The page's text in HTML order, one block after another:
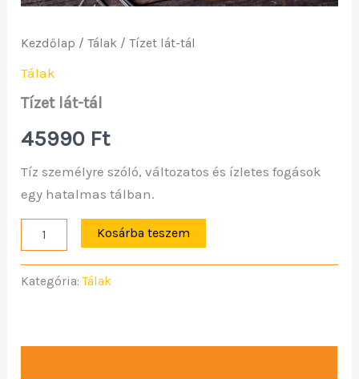
Kezdőlap /Tálak / Tízet lát-tál
Tálak
Tízet lát-tál
45990 Ft
Tíz személyre szóló, változatos és ízletes fogások
egy hatalmas tálban.
Kosárba teszem
Kategória:Tálak